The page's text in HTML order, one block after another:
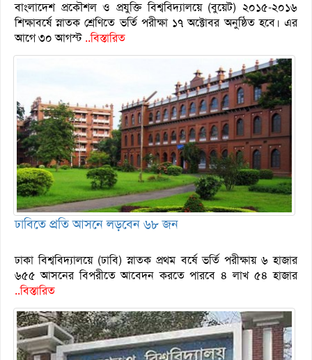
বাংলাদেশ প্রকৌশল ও প্রযুক্তি বিশ্ববিদ্যালয়ে (বুয়েট) ২০১৫-২০১৬
শিক্ষাবর্ষে স্নাতক শ্রেণিতে ভর্তি পরীক্ষা ১৭ অক্টোবর অনুষ্ঠিত হবে। এর
আগে ৩০ আগস্ট ..বিস্তারিত
ঢাবিতে প্রতি আসনে লড়বেন ৬৮ জন
ঢাকা বিশ্ববিদ্যালয়ে (ঢাবি) স্নাতক প্রথম বর্ষে ভর্তি পরীক্ষায় ৬ হাজার
৬৫৫ আসনের বিপরীতে আবেদন করতে পারবে ৪ লাখ ৫৪ হাজার
..বিস্তারিত